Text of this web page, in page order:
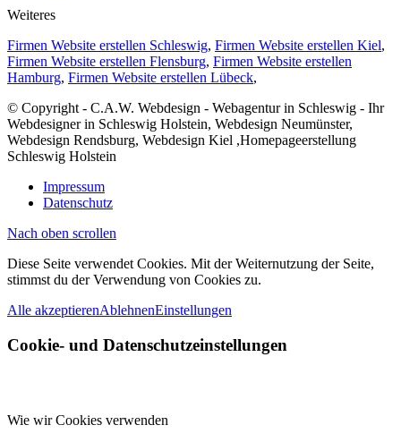
Weiteres
Firmen Website erstellen Schleswig, Firmen Website erstellen Kiel,
Firmen Website erstellen Flensburg, Firmen Website erstellen
Hamburg, Firmen Website erstellen Lübeck,
© Copyright - C.A.W. Webdesign - Webagentur in Schleswig - Ihr
Webdesigner in Schleswig Holstein, Webdesign Neumünster,
Webdesign Rendsburg, Webdesign Kiel ,Homepageerstellung
Schleswig Holstein
Impressum
Datenschutz
Nach oben scrollen
Diese Seite verwendet Cookies. Mit der Weiternutzung der Seite,
stimmst du der Verwendung von Cookies zu.
Alle akzeptierenAblehnenEinstellungen
Cookie- und Datenschutzeinstellungen
Wie wir Cookies verwenden